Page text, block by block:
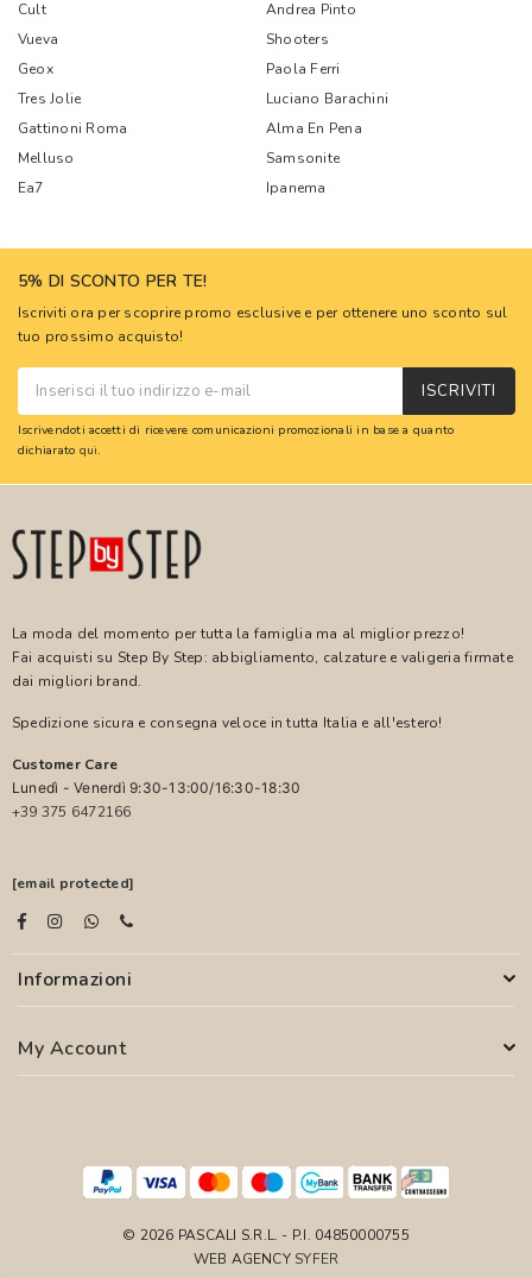
Cult
Andrea Pinto
Vueva
Shooters
Geox
Paola Ferri
Tres Jolie
Luciano Barachini
Gattinoni Roma
Alma En Pena
Melluso
Samsonite
Ea7
Ipanema
5% DI SCONTO PER TE!
Iscriviti ora per scoprire promo esclusive e per ottenere uno sconto sul
tuo prossimo acquisto!
ISCRIVITI
Iscrivendoti accetti di ricevere comunicazioni promozionali in base a quanto
dichiarato qui.
La moda del momento per tutta la famiglia ma al miglior prezzo!
Fai acquisti su Step By Step: abbigliamento, calzature e valigeria firmate
dai migliori brand.
Spedizione sicura e consegna veloce in tutta Italia e all'estero!
Customer Care
Lunedì - Venerdì 9:30-13:00/16:30-18:30
+39 375 6472166
[email protected]
Informazioni
My Account
© 2026 PASCALI S.R.L. - P.I. 04850000755
WEB AGENCY SYFER